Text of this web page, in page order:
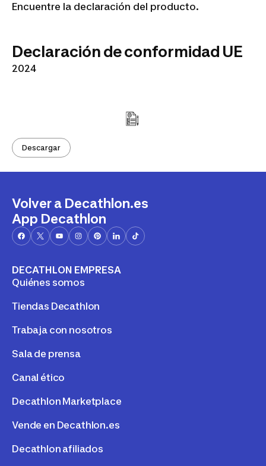
Encuentre la declaración del producto.
Declaración de conformidad UE
2024
Descargar
Volver a Decathlon.es
App Decathlon
DECATHLON EMPRESA
Quiénes somos
Tiendas Decathlon
Trabaja con nosotros
Sala de prensa
Canal ético
Decathlon Marketplace
Vende en Decathlon.es
Decathlon afiliados